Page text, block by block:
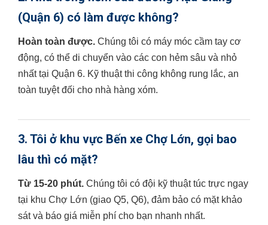
(Quận 6) có làm được không?
Hoàn toàn được. Chúng tôi có máy móc cầm tay cơ
động, có thể di chuyển vào các con hẻm sâu và nhỏ
nhất tại Quận 6. Kỹ thuật thi công không rung lắc, an
toàn tuyệt đối cho nhà hàng xóm.
3. Tôi ở khu vực Bến xe Chợ Lớn, gọi bao
lâu thì có mặt?
Từ 15-20 phút. Chúng tôi có đội kỹ thuật túc trực ngay
tại khu Chợ Lớn (giao Q5, Q6), đảm bảo có mặt khảo
sát và báo giá miễn phí cho bạn nhanh nhất.